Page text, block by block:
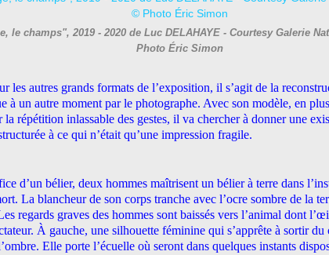
le champs", 2019 - 2020 de Luc DELAHAYE - Courtesy Galerie
Photo Éric Simon
les autres grands formats de l’exposition, il s’agit de la
à un autre moment par le photographe. Avec son modèle, en
la répétition inlassable des gestes, il va chercher à donner une
à ce qui n’était qu’une impression fragile.
d’un bélier, deux hommes maîtrisent un bélier à terre dans
La blancheur de son corps tranche avec l’ocre sombre de la
regards graves des hommes sont baissés vers l’animal dont
À gauche, une silhouette féminine qui s’apprête à sortir du
Elle porte l’écuelle où seront dans quelques instants